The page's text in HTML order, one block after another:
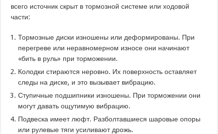
всего источник скрыт в тормозной системе или ходовой
части:
Тормозные диски изношены или деформированы. При
перегреве или неравномерном износе они начинают
«бить в руль» при торможении.
Колодки стираются неровно. Их поверхность оставляет
следы на диске, и это вызывает вибрацию.
Ступичные подшипники изношены. При торможении они
могут давать ощутимую вибрацию.
Подвеска имеет люфт. Разболтавшиеся шаровые опоры
или рулевые тяги усиливают дрожь.